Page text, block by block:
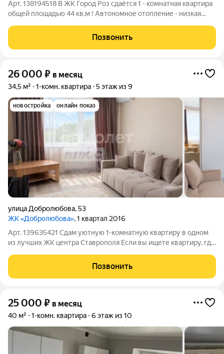
Арт. 138194518 В ЖК Город Роз сдаётся 1 - комнатная квартира
общей площадью 44 кв.м ! Автономное отопление - низкая
расположена на 2 этаже. Хороший ремонт. Имеется всё
необходимое для
Позвонить
26 000 ₽ в месяц
34,5 м² 1-комн. квартира 5 этаж из 9
новостройка онлайн показ
улица Добролюбова,53
ЖК «Добролюбова», 1 квартал 2016
Арт. 139635421 Сдам уютную 1-комнатную квартиру в одном
из лучших ЖК центра Ставрополя Если вы ищете квартиру, где
Дом расположен в тихом месте, вдали от шумных дорог, при
этом вся необходимая
Позвонить
25 000 ₽ в месяц
40 м² 1-комн. квартира 6 этаж из 10